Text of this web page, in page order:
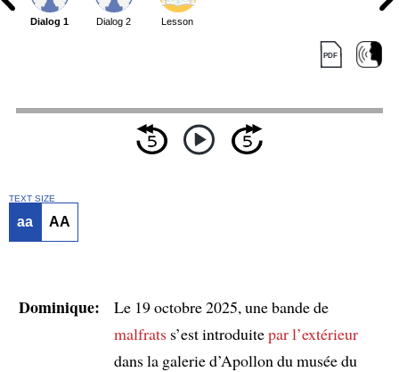
Dialog 1 Dialog 2 Lesson
TEXT SIZE
aa AA
Dominique:
Le 19 octobre 2025, une bande de
malfratss’est introduitepar l’extérieur
dans la galerie d’Apollon du musée du